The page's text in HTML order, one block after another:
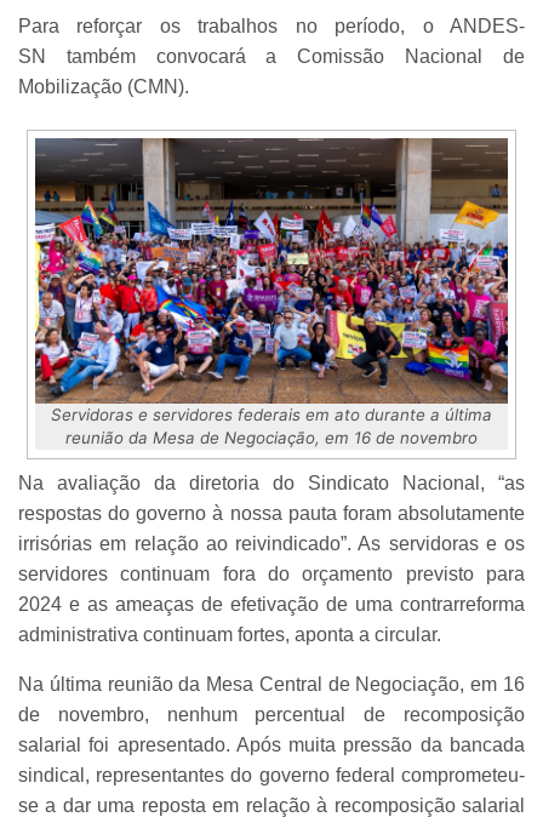
Para reforçar os trabalhos no período, o ANDES-
SN também convocará a Comissão Nacional de
Mobilização (CMN).
Servidoras e servidores federais em ato durante a última
reunião da Mesa de Negociação, em 16 de novembro
Na avaliação da diretoria do Sindicato Nacional, “as
respostas do governo à nossa pauta foram absolutamente
irrisórias em relação ao reivindicado”. As servidoras e os
servidores continuam fora do orçamento previsto para
2024 e as ameaças de efetivação de uma contrarreforma
administrativa continuam fortes, aponta a circular.
Na última reunião da Mesa Central de Negociação, em 16
de novembro, nenhum percentual de recomposição
salarial foi apresentado. Após muita pressão da bancada
sindical, representantes do governo federal comprometeu-
se a dar uma reposta em relação à recomposição salarial